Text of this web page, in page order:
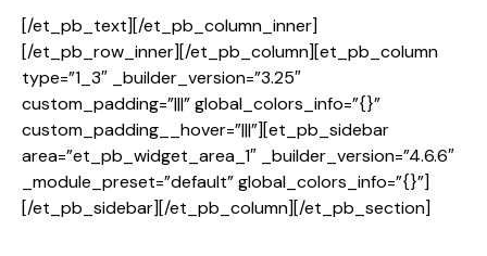
[/et_pb_text][/et_pb_column_inner]
[/et_pb_row_inner][/et_pb_column][et_pb_column
type=”1_3″ _builder_version=”3.25″
custom_padding=”|||” global_colors_info=”{}”
custom_padding__hover=”|||”][et_pb_sidebar
area=”et_pb_widget_area_1″ _builder_version=”4.6.6″
_module_preset=”default” global_colors_info=”{}”]
[/et_pb_sidebar][/et_pb_column][/et_pb_section]